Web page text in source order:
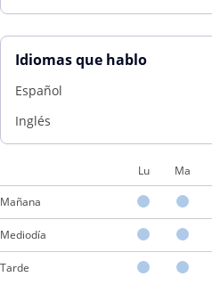
Idiomas que hablo
Español
Inglés
Lu Ma
Mañana
Mediodía
Tarde